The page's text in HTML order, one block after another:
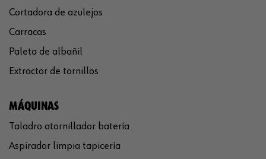
Cortadora de azulejos
Carracas
Paleta de albañil
Extractor de tornillos
MÁQUINAS
Taladro atornillador batería
Aspirador limpia tapicería